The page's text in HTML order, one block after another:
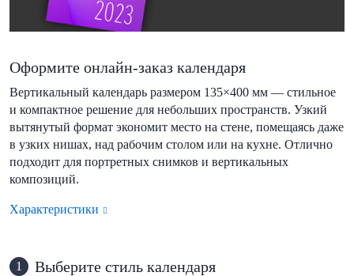
Оформите онлайн-заказ календаря
Вертикальный календарь размером 135×400 мм — стильное
и компактное решение для небольших пространств. Узкий
вытянутый формат экономит место на стене, помещаясь даже
в узких нишах, над рабочим столом или на кухне. Отлично
подходит для портретных снимков и вертикальных
композиций.
Характеристики
1 Выберите стиль календаря